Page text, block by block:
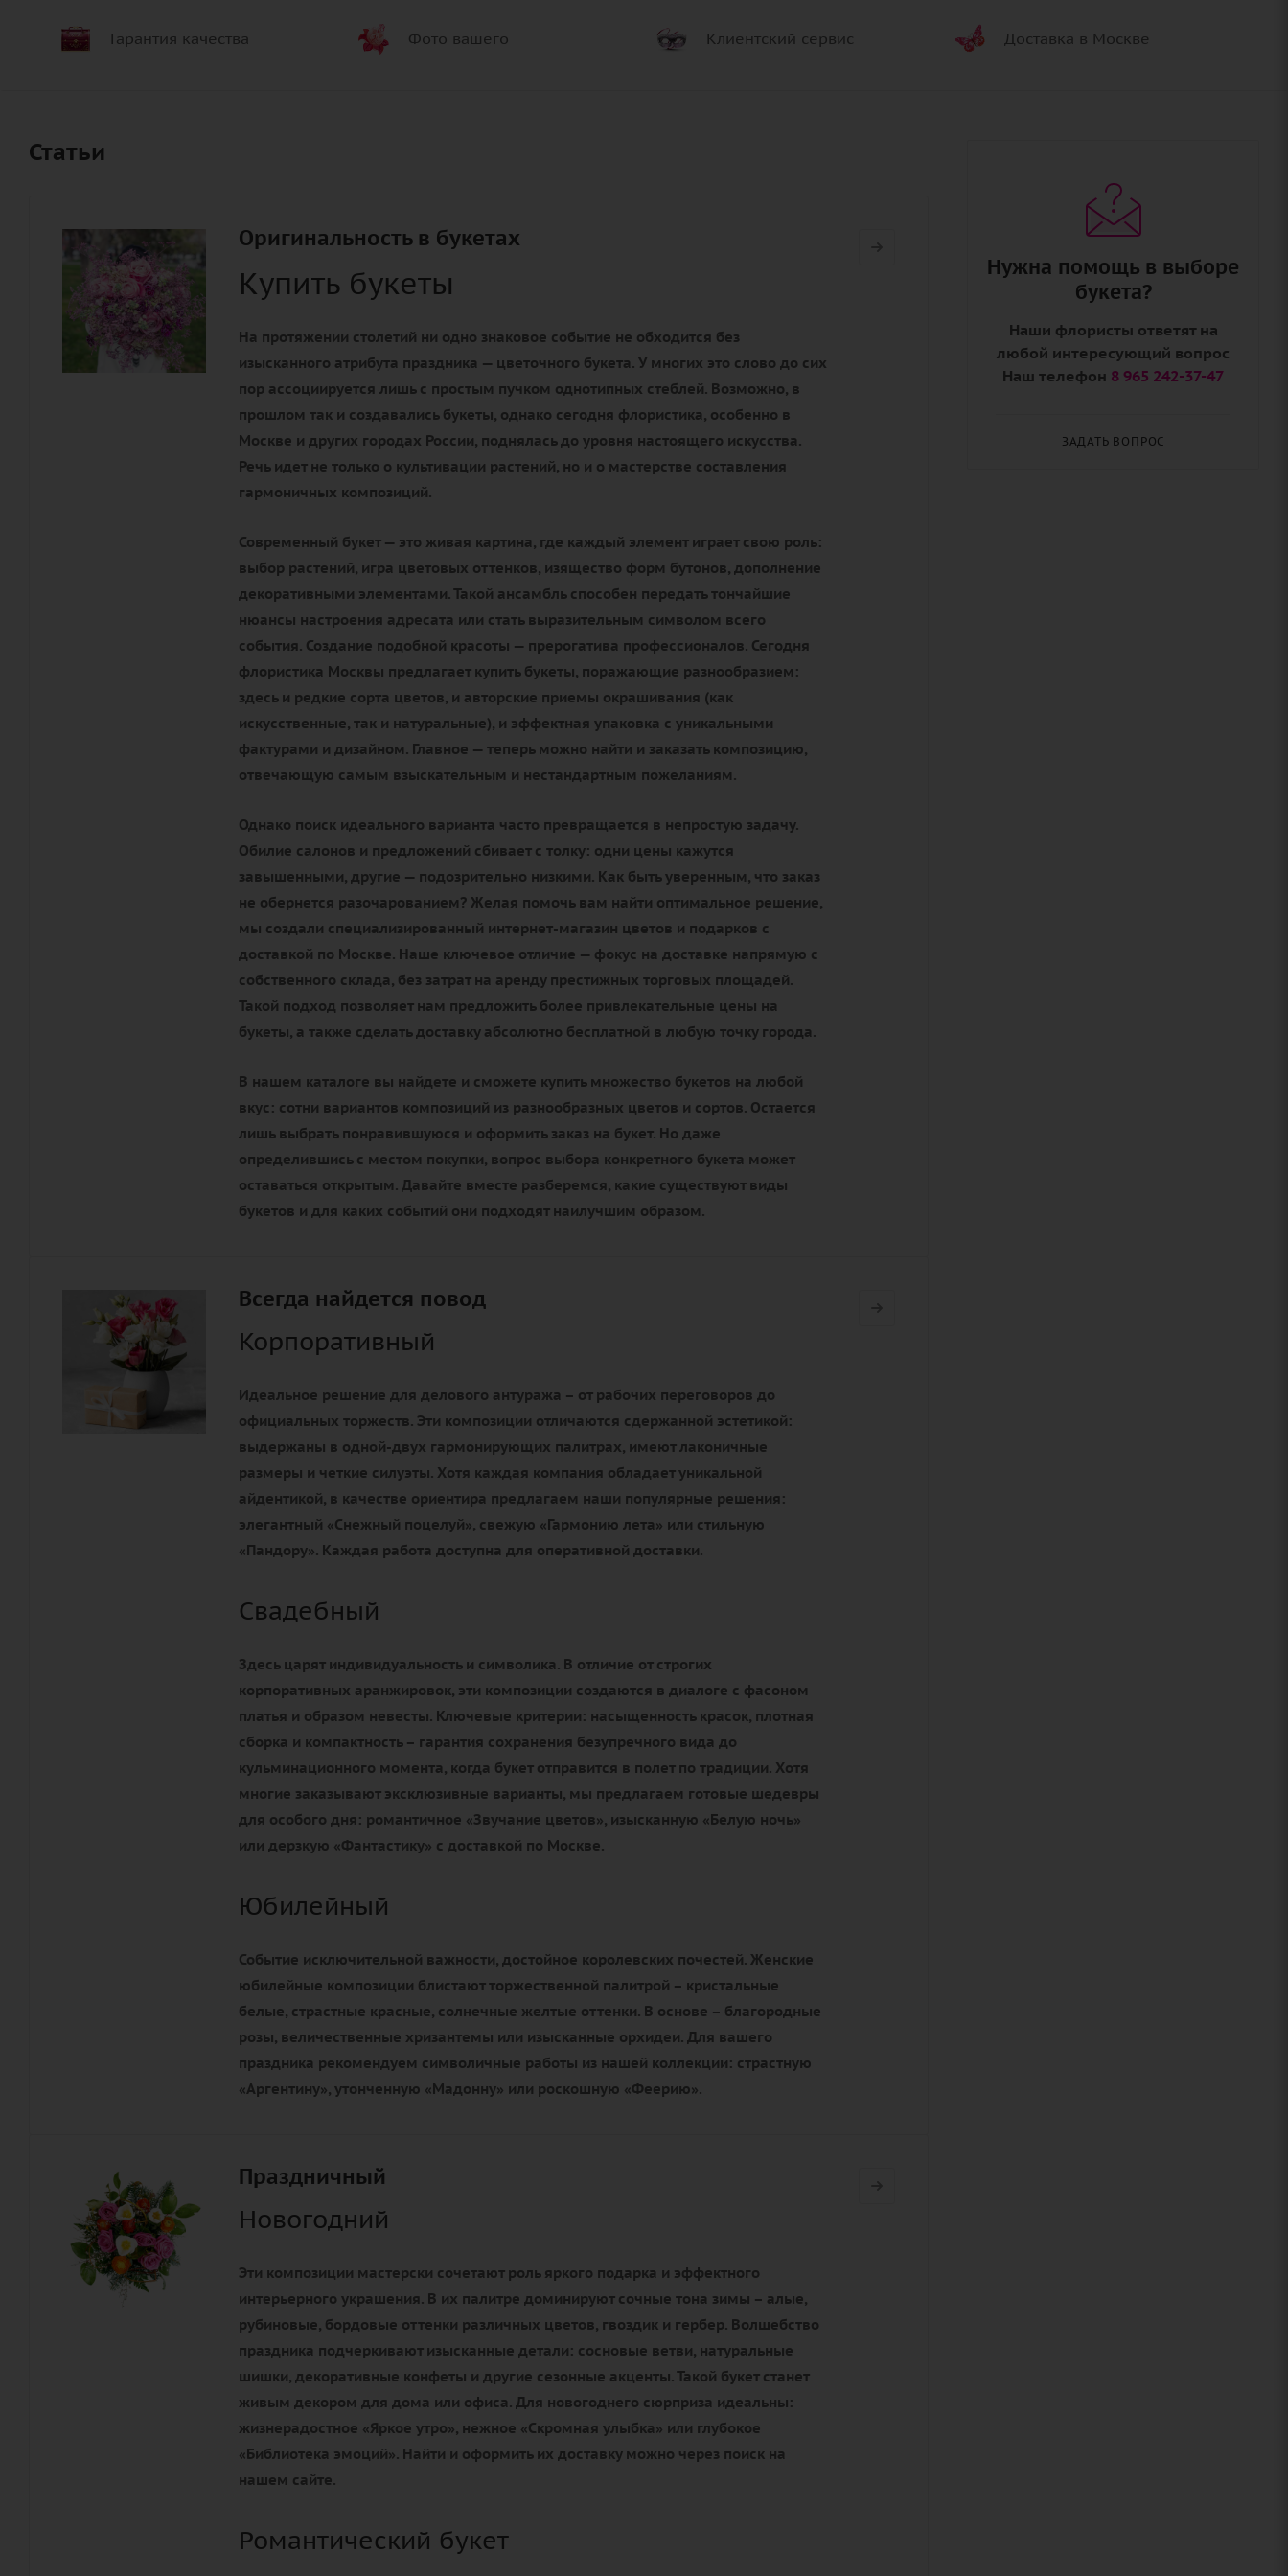
Гарантия качества Фото вашего Клиентский сервис Доставка в Москве
Статьи
Оригинальность в букетах
Купить букеты
На протяжении столетий ни одно знаковое событие не обходится без
изысканного атрибута праздника — цветочного букета. У многих это слово до сих
пор ассоциируется лишь с простым пучком однотипных стеблей. Возможно, в
прошлом так и создавались букеты, однако сегодня флористика, особенно в
Москве и других городах России, поднялась до уровня настоящего искусства.
Речь идет не только о культивации растений, но и о мастерстве составления
гармоничных композиций.
Современный букет — это живая картина, где каждый элемент играет свою роль:
выбор растений, игра цветовых оттенков, изящество форм бутонов, дополнение
декоративными элементами. Такой ансамбль способен передать тончайшие
нюансы настроения адресата или стать выразительным символом всего
события. Создание подобной красоты — прерогатива профессионалов. Сегодня
флористика Москвы предлагает купить букеты, поражающие разнообразием:
здесь и редкие сорта цветов, и авторские приемы окрашивания (как
искусственные, так и натуральные), и эффектная упаковка с уникальными
фактурами и дизайном. Главное — теперь можно найти и заказать композицию,
отвечающую самым взыскательным и нестандартным пожеланиям.
Однако поиск идеального варианта часто превращается в непростую задачу.
Обилие салонов и предложений сбивает с толку: одни цены кажутся
завышенными, другие — подозрительно низкими. Как быть уверенным, что заказ
не обернется разочарованием? Желая помочь вам найти оптимальное решение,
мы создали специализированный интернет-магазин цветов и подарков с
доставкой по Москве. Наше ключевое отличие — фокус на доставке напрямую с
собственного склада, без затрат на аренду престижных торговых площадей.
Такой подход позволяет нам предложить более привлекательные цены на
букеты, а также сделать доставку абсолютно бесплатной в любую точку города.
В нашем каталоге вы найдете и сможете купить множество букетов на любой
вкус: сотни вариантов композиций из разнообразных цветов и сортов. Остается
лишь выбрать понравившуюся и оформить заказ на букет. Но даже
определившись с местом покупки, вопрос выбора конкретного букета может
оставаться открытым. Давайте вместе разберемся, какие существуют виды
букетов и для каких событий они подходят наилучшим образом.
Всегда найдется повод
Корпоративный
Идеальное решение для делового антуража – от рабочих переговоров до
официальных торжеств. Эти композиции отличаются сдержанной эстетикой:
выдержаны в одной-двух гармонирующих палитрах, имеют лаконичные
размеры и четкие силуэты. Хотя каждая компания обладает уникальной
айдентикой, в качестве ориентира предлагаем наши популярные решения:
элегантный «Снежный поцелуй», свежую «Гармонию лета» или стильную
«Пандору». Каждая работа доступна для оперативной доставки.
Свадебный
Здесь царят индивидуальность и символика. В отличие от строгих
корпоративных аранжировок, эти композиции создаются в диалоге с фасоном
платья и образом невесты. Ключевые критерии: насыщенность красок, плотная
сборка и компактность – гарантия сохранения безупречного вида до
кульминационного момента, когда букет отправится в полет по традиции. Хотя
многие заказывают эксклюзивные варианты, мы предлагаем готовые шедевры
для особого дня: романтичное «Звучание цветов», изысканную «Белую ночь»
или дерзкую «Фантастику» с доставкой по Москве.
Юбилейный
Событие исключительной важности, достойное королевских почестей. Женские
юбилейные композиции блистают торжественной палитрой – кристальные
белые, страстные красные, солнечные желтые оттенки. В основе – благородные
розы, величественные хризантемы или изысканные орхидеи. Для вашего
праздника рекомендуем символичные работы из нашей коллекции: страстную
«Аргентину», утонченную «Мадонну» или роскошную «Феерию».
Праздничный
Новогодний
Эти композиции мастерски сочетают роль яркого подарка и эффектного
интерьерного украшения. В их палитре доминируют сочные тона зимы – алые,
рубиновые, бордовые оттенки различных цветов, гвоздик и гербер. Волшебство
праздника подчеркивают изысканные детали: сосновые ветви, натуральные
шишки, декоративные конфеты и другие сезонные акценты. Такой букет станет
живым декором для дома или офиса. Для новогоднего сюрприза идеальны:
жизнерадостное «Яркое утро», нежное «Скромная улыбка» или глубокое
«Библиотека эмоций». Найти и оформить их доставку можно через поиск на
нашем сайте.
Романтический букет
Нужна помощь в выборе
букета?
Наши флористы ответят на
любой интересующий вопрос
Наш телефон 8 965 242-37-47
ЗАДАТЬ ВОПРОС